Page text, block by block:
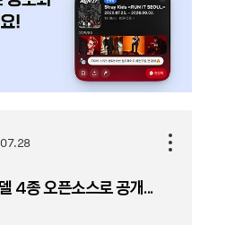
4종 오픈소스로 공개...